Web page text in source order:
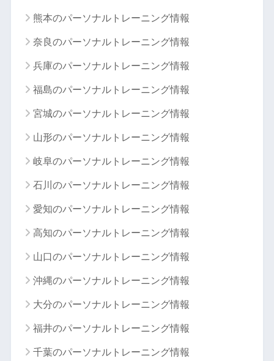
熊本のパーソナルトレーニング情報
奈良のパーソナルトレーニング情報
兵庫のパーソナルトレーニング情報
福島のパーソナルトレーニング情報
宮城のパーソナルトレーニング情報
山形のパーソナルトレーニング情報
岐阜のパーソナルトレーニング情報
石川のパーソナルトレーニング情報
愛知のパーソナルトレーニング情報
高知のパーソナルトレーニング情報
山口のパーソナルトレーニング情報
沖縄のパーソナルトレーニング情報
大分のパーソナルトレーニング情報
福井のパーソナルトレーニング情報
千葉のパーソナルトレーニング情報